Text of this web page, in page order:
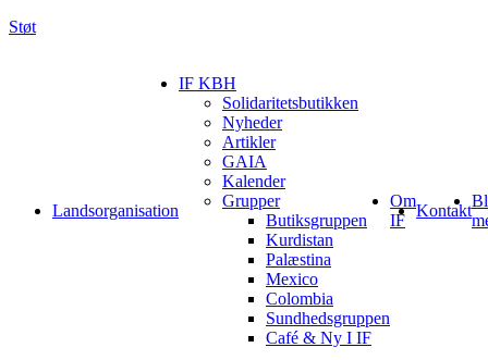
Støt
Landsorganisation
IF KBH
Solidaritetsbutikken
Nyheder
Artikler
GAIA
Kalender
Grupper
Butiksgruppen
Kurdistan
Palæstina
Mexico
Colombia
Sundhedsgruppen
Café & Ny I IF
Om
IF
Kontakt